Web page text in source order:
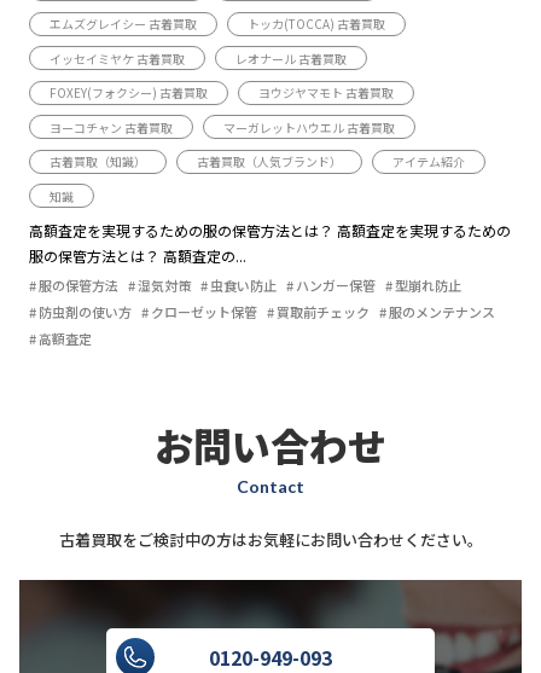
エムズグレイシー 古着買取
トッカ(TOCCA) 古着買取
イッセイミヤケ 古着買取
レオナール 古着買取
FOXEY(フォクシー) 古着買取
ヨウジヤマモト 古着買取
ヨーコチャン 古着買取
マーガレットハウエル 古着買取
古着買取（知識）
古着買取（人気ブランド）
アイテム紹介
知識
高額査定を実現するための服の保管方法とは？ 高額査定を実現するための
服の保管方法とは？ 高額査定の...
服の保管方法 湿気対策 虫食い防止 ハンガー保管
型崩れ防止
防虫剤の使い方
クローゼット保管 買取前チェック
服のメンテナンス
高額査定
お問い合わせ
Contact
古着買取をご検討中の方はお気軽にお問い合わせください。
0120-949-093